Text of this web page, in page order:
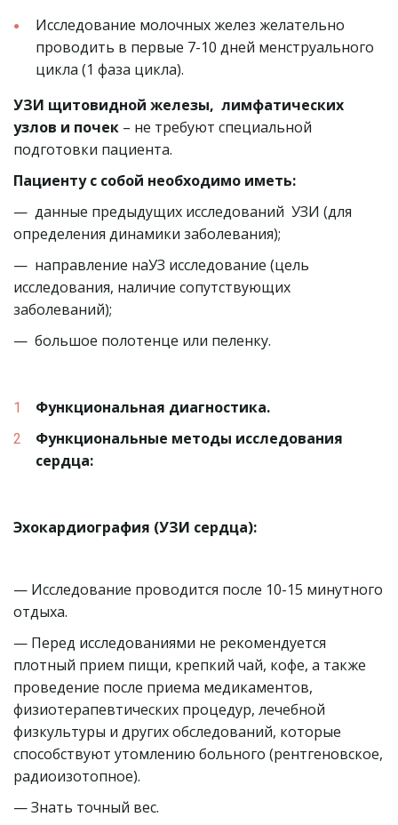
Исследование молочных желез желательно
проводить в первые 7-10 дней менструального
цикла (1 фаза цикла).
УЗИ щитовидной железы,  лимфатических
узлов и почек – не требуют специальной
подготовки пациента.
Пациенту с собой необходимо иметь:
—  данные предыдущих исследований  УЗИ (для
определения динамики заболевания);
—  направление наУЗ исследование (цель
исследования, наличие сопутствующих
заболеваний);
—  большое полотенце или пеленку.
Функциональная диагностика.
Функциональные методы исследования
сердца:
Эхокардиография (УЗИ сердца):
— Исследование проводится после 10-15 минутного
отдыха.
— Перед исследованиями не рекомендуется
плотный прием пищи, крепкий чай, кофе, а также
проведение после приема медикаментов,
физиотерапевтических процедур, лечебной
физкультуры и других обследований, которые
способствуют утомлению больного (рентгеновское,
радиоизотопное).
— Знать точный вес.